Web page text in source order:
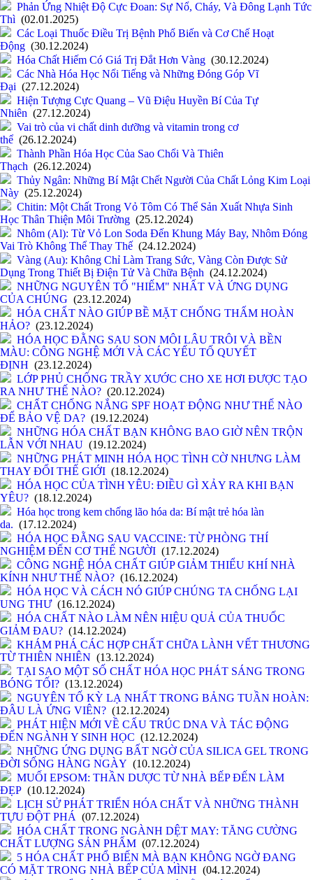
Phản Ứng Nhiệt Độ Cực Đoan: Sự Nổ, Cháy, Và Đông Lạnh Tức
Thì (02.01.2025)
Các Loại Thuốc Điều Trị Bệnh Phổ Biến và Cơ Chế Hoạt
Động (30.12.2024)
Hóa Chất Hiếm Có Giá Trị Đắt Hơn Vàng (30.12.2024)
Các Nhà Hóa Học Nổi Tiếng và Những Đóng Góp Vĩ
Đại (27.12.2024)
Hiện Tượng Cực Quang – Vũ Điệu Huyền Bí Của Tự
Nhiên (27.12.2024)
Vai trò của vi chất dinh dưỡng và vitamin trong cơ
thể (26.12.2024)
Thành Phần Hóa Học Của Sao Chổi Và Thiên
Thạch (26.12.2024)
Thủy Ngân: Những Bí Mật Chết Người Của Chất Lỏng Kim Loại
Này (25.12.2024)
Chitin: Một Chất Trong Vỏ Tôm Có Thể Sản Xuất Nhựa Sinh
Học Thân Thiện Môi Trường (25.12.2024)
Nhôm (Al): Từ Vỏ Lon Soda Đến Khung Máy Bay, Nhôm Đóng
Vai Trò Không Thể Thay Thế (24.12.2024)
Vàng (Au): Không Chỉ Làm Trang Sức, Vàng Còn Được Sử
Dụng Trong Thiết Bị Điện Tử Và Chữa Bệnh (24.12.2024)
NHỮNG NGUYÊN TỐ "HIẾM" NHẤT VÀ ỨNG DỤNG
CỦA CHÚNG (23.12.2024)
HÓA CHẤT NÀO GIÚP BỀ MẶT CHỐNG THẤM HOÀN
HẢO? (23.12.2024)
HÓA HỌC ĐẰNG SAU SON MÔI LÂU TRÔI VÀ BỀN
MÀU: CÔNG NGHỆ MỚI VÀ CÁC YẾU TỐ QUYẾT
ĐỊNH (23.12.2024)
LỚP PHỦ CHỐNG TRẦY XƯỚC CHO XE HƠI ĐƯỢC TẠO
RA NHƯ THẾ NÀO? (20.12.2024)
CHẤT CHỐNG NẮNG SPF HOẠT ĐỘNG NHƯ THẾ NÀO
ĐỂ BẢO VỆ DA? (19.12.2024)
NHỮNG HÓA CHẤT BẠN KHÔNG BAO GIỜ NÊN TRỘN
LẪN VỚI NHAU (19.12.2024)
NHỮNG PHÁT MINH HÓA HỌC TÌNH CỜ NHƯNG LÀM
THAY ĐỔI THẾ GIỚI (18.12.2024)
HÓA HỌC CỦA TÌNH YÊU: ĐIỀU GÌ XẢY RA KHI BẠN
YÊU? (18.12.2024)
Hóa học trong kem chống lão hóa da: Bí mật trẻ hóa làn
da. (17.12.2024)
HÓA HỌC ĐẰNG SAU VACCINE: TỪ PHÒNG THÍ
NGHIỆM ĐẾN CƠ THỂ NGƯỜI (17.12.2024)
CÔNG NGHỆ HÓA CHẤT GIÚP GIẢM THIỂU KHÍ NHÀ
KÍNH NHƯ THẾ NÀO? (16.12.2024)
HÓA HỌC VÀ CÁCH NÓ GIÚP CHÚNG TA CHỐNG LẠI
UNG THƯ(16.12.2024)
HÓA CHẤT NÀO LÀM NÊN HIỆU QUẢ CỦA THUỐC
GIẢM ĐAU? (14.12.2024)
KHÁM PHÁ CÁC HỢP CHẤT CHỮA LÀNH VẾT THƯƠNG
TỪ THIÊN NHIÊN (13.12.2024)
TẠI SAO MỘT SỐ CHẤT HÓA HỌC PHÁT SÁNG TRONG
BÓNG TỐI? (13.12.2024)
NGUYÊN TỐ KỲ LẠ NHẤT TRONG BẢNG TUẦN HOÀN:
ĐÂU LÀ ỨNG VIÊN? (12.12.2024)
PHÁT HIỆN MỚI VỀ CẤU TRÚC DNA VÀ TÁC ĐỘNG
ĐẾN NGÀNH Y SINH HỌC (12.12.2024)
NHỮNG ỨNG DỤNG BẤT NGỜ CỦA SILICA GEL TRONG
ĐỜI SỐNG HÀNG NGÀY (10.12.2024)
MUỐI EPSOM: THẦN DƯỢC TỪ NHÀ BẾP ĐẾN LÀM
ĐẸP (10.12.2024)
LỊCH SỬ PHÁT TRIỂN HÓA CHẤT VÀ NHỮNG THÀNH
TỰU ĐỘT PHÁ (07.12.2024)
HÓA CHẤT TRONG NGÀNH DỆT MAY: TĂNG CƯỜNG
CHẤT LƯỢNG SẢN PHẨM (07.12.2024)
5 HÓA CHẤT PHỔ BIẾN MÀ BẠN KHÔNG NGỜ ĐANG
CÓ MẶT TRONG NHÀ BẾP CỦA MÌNH (04.12.2024)